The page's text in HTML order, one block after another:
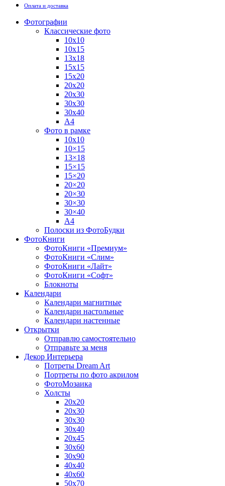
Оплата и доставка
Фотографии
Классические фото
10х10
10х15
13х18
15х15
15х20
20х20
20х30
30х30
30х40
А4
Фото в рамке
10х10
10×15
13×18
15×15
15×20
20×20
20×30
30×30
30×40
A4
Полоски из ФотоБудки
ФотоКниги
ФотоКниги «Премиум»
ФотоКниги «Слим»
ФотоКниги «Лайт»
ФотоКниги «Софт»
Блокноты
Календари
Календари магнитные
Календари настольные
Календари настенные
Открытки
Отправлю самостоятельно
Отправьте за меня
Декор Интерьера
Потреты Dream Art
Портреты по фото акрилом
ФотоМозаика
Холсты
20х20
20х30
30х30
30х40
20х45
30х60
30х90
40х40
40х60
50х70